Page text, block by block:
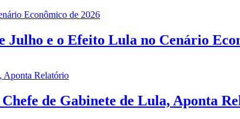
e o Efeito Lula no Cenário
de Gabinete de Lula, Aponta